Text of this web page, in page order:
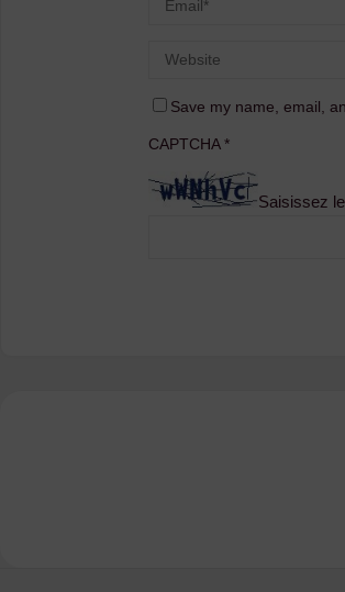
Save my name, email,
CAPTCHA*
Saisissez